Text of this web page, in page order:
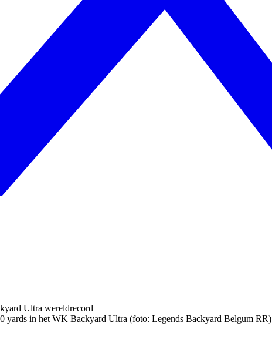
yards in het WK Backyard Ultra (foto: Legends Backyard Belgum RR)